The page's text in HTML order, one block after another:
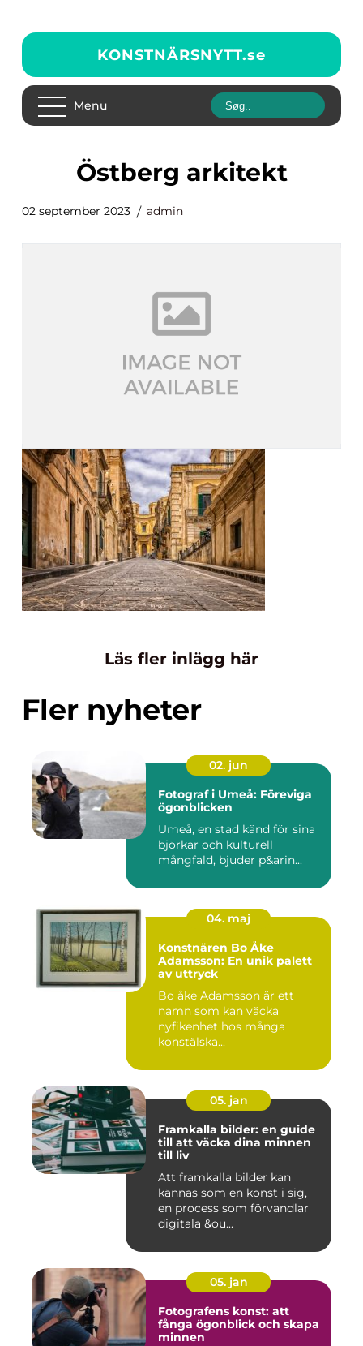
KONSTNÄRSNYTT.se
Menu
östberg arkitekt
02 september 2023 admin
Läs fler inlägg här
Fler nyheter
02. jun
Fotograf i Umeå: Föreviga
ögonblicken
Umeå, en stad känd för sina
björkar och kulturell
mångfald, bjuder p&arin...
04. maj
Konstnären Bo Åke
Adamsson: En unik palett
av uttryck
Bo åke Adamsson är ett
namn som kan väcka
nyfikenhet hos många
konstälska...
05. jan
Framkalla bilder: en guide
till att väcka dina minnen
till liv
Att framkalla bilder kan
kännas som en konst i sig,
en process som förvandlar
digitala &ou...
05. jan
Fotografens konst: att
fånga ögonblick och skapa
minnen